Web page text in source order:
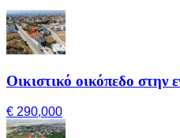
Οικιστικό οικόπεδο στην
€ 290,000